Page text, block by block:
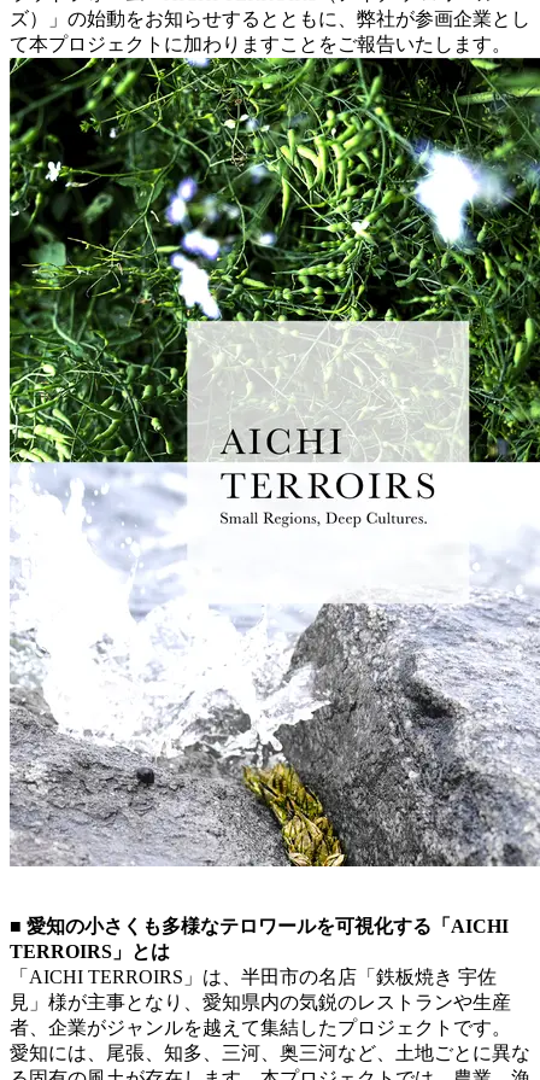
ズ）」の始動をお知らせするとともに、弊社が参画企業とし
て本プロジェクトに加わりますことをご報告いたします。
■ 愛知の小さくも多様なテロワールを可視化する「AICHI
TERROIRS」とは
「AICHI TERROIRS」は、半田市の名店「鉄板焼き 宇佐
見」様が主事となり、愛知県内の気鋭のレストランや生産
者、企業がジャンルを越えて集結したプロジェクトです。
愛知には、尾張、知多、三河、奥三河など、土地ごとに異な